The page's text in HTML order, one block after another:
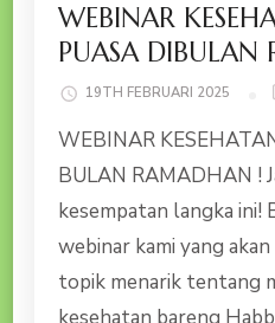
WEBINAR
PUASA
19TH FEBRUARI 2025
WEBINAR
BULAN RAMADHAN !
kesempatan langka ini!
webinar kami yang
topik menarik tentang